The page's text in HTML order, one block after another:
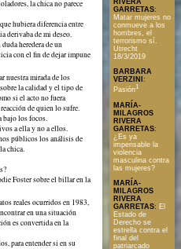
la chica no parece
hubiera diferencia entre
derivaba de mi deseo.
heredera de un
con el fin de dejar impune
nuestra mirada de los
la calidad y el tipo de
si el acto no fuera
de quien lo sufre.
bajo los focos.
a ella y no a ellos.
públicos los análisis de
chica.
Foster sobre el billar en la
reales ocurridos en 1983,
en una situación
es convertida en la
para entender si en su
GARRETAS:
Matar mujeres no
conmueve a los
hombres, el
terrorismo sí.
Utrecht
18/3/2019
BARBARA
VERZINI :
Pasión1
MARÍA-
MILAGROS
RIVERA
GARRETAS:
¿Es ya
impensable la
violencia
masculina contra
las mujeres?
MARÍA-
MILAGROS
RIVERA
GARRETAS: El
Estado de
Derecho se
estrella contra el
final del
patriarcado